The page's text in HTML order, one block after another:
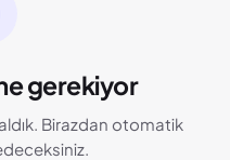
gerekiyor
Birazdan otomatik